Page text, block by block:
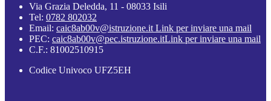
Via Grazia Deledda, 11 - 08033 Isili
Tel: 0782 802032
Email: caic8ab00v@istruzione.it Link per inviare una mail
PEC: caic8ab00v@pec.istruzione.itLink per inviare una mail
C.F.: 81002510915
Codice Univoco UFZ5EH